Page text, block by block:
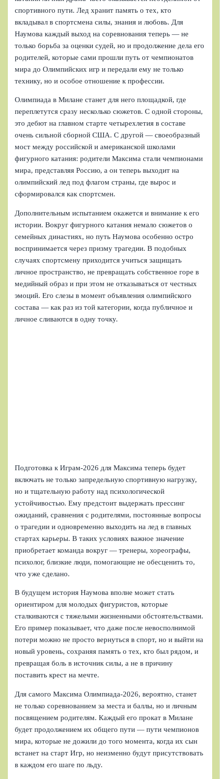
спортивного пути. Лед хранит память о тех, кто
вкладывал в спортсмена силы, знания и любовь. Для
Наумова каждый выход на соревнования теперь — не
только борьба за оценки судей, но и продолжение дела его
родителей, которые сами прошли путь от чемпионатов
мира до Олимпийских игр и передали ему не только
технику, но и особое отношение к профессии.
Олимпиада в Милане станет для него площадкой, где
переплетутся сразу несколько сюжетов. С одной стороны,
это дебют на главном старте четырехлетия в составе
очень сильной сборной США. С другой — своеобразный
мост между российской и американской школами
фигурного катания: родители Максима стали чемпионами
мира, представляя Россию, а он теперь выходит на
олимпийский лед под флагом страны, где вырос и
сформировался как спортсмен.
Дополнительным испытанием окажется и внимание к его
истории. Вокруг фигурного катания немало сюжетов о
семейных династиях, но путь Наумова особенно остро
воспринимается через призму трагедии. В подобных
случаях спортсмену приходится учиться защищать
личное пространство, не превращать собственное горе в
медийный образ и при этом не отказываться от честных
эмоций. Его слезы в момент объявления олимпийского
состава — как раз из той категории, когда публичное и
личное сливаются в одну точку.
Подготовка к Играм‑2026 для Максима теперь будет
включать не только запредельную спортивную нагрузку,
но и тщательную работу над психологической
устойчивостью. Ему предстоит выдержать прессинг
ожиданий, сравнения с родителями, постоянные вопросы
о трагедии и одновременно выходить на лед в главных
стартах карьеры. В таких условиях важное значение
приобретает команда вокруг — тренеры, хореографы,
психолог, близкие люди, помогающие не обесценить то,
что уже сделано.
В будущем история Наумова вполне может стать
ориентиром для молодых фигуристов, которые
сталкиваются с тяжелыми жизненными обстоятельствами.
Его пример показывает, что даже после невосполнимой
потери можно не просто вернуться в спорт, но и выйти на
новый уровень, сохраняя память о тех, кто был рядом, и
превращая боль в источник силы, а не в причину
поставить крест на мечте.
Для самого Максима Олимпиада‑2026, вероятно, станет
не только соревнованием за места и баллы, но и личным
посвящением родителям. Каждый его прокат в Милане
будет продолжением их общего пути — пути чемпионов
мира, которые не дожили до того момента, когда их сын
встанет на старт Игр, но неизменно будут присутствовать
в каждом его шаге по льду.